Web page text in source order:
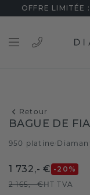
OFFRE LIMITÉE
Retour
BAGUE DE
950 platine
1 732,- € -20 %
2 165,- €HT TVA